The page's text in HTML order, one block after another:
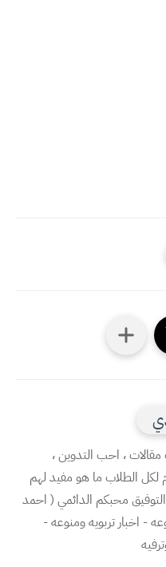
، احب التدوين ،
الطلاب ما هو مفيد لهم
محبكم الدائمي ( احمد
- اخبار تربويه ومنوعه -